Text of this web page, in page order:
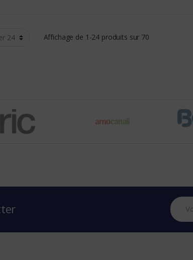
Affichage de 1-24 produits sur 70